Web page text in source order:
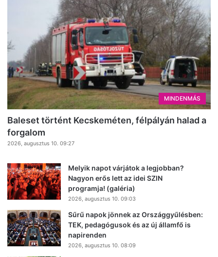
MINDENMÁS
Baleset történt Kecskeméten, félpályán halad a
forgalom
2026, augusztus 10. 09:27
Melyik napot várjátok a legjobban?
Nagyon erős lett az idei SZIN
programja! (galéria)
2026, augusztus 10. 09:03
Sűrű napok jönnek az Országgyűlésben:
TEK, pedagógusok és az új államfő is
napirenden
2026, augusztus 10. 08:09